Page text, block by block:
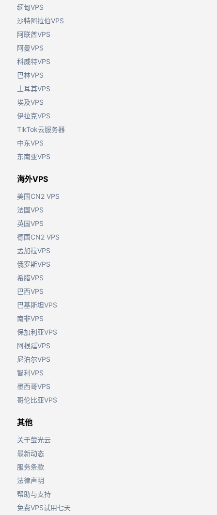
缅甸VPS
沙特阿拉伯VPS
阿联酋VPS
阿曼VPS
科威特VPS
巴林VPS
土耳其VPS
埃及VPS
伊拉克VPS
TikTok云服务器
中东VPS
东南亚VPS
海外VPS
美国CN2 VPS
法国VPS
英国VPS
德国CN2 VPS
孟加拉VPS
俄罗斯VPS
希腊VPS
巴西VPS
巴基斯坦VPS
南非VPS
保加利亚VPS
阿根廷VPS
尼泊尔VPS
智利VPS
墨西哥VPS
哥伦比亚VPS
其他
关于萤光云
最新动态
服务条款
法律声明
帮助与支持
免费VPS试用七天